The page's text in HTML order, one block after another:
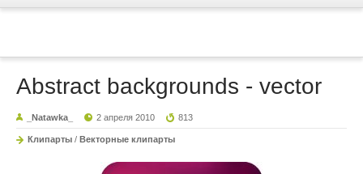
Abstract backgrounds - vector
_Natawka_ 2 апреля 2010 813
Клипарты / Векторные клипарты